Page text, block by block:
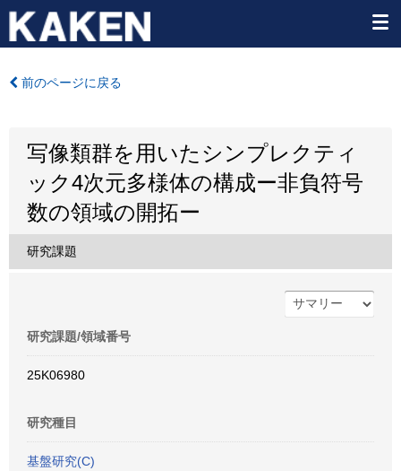
前のページに戻る
写像類群を用いたシンプレクティ
ック4次元多様体の構成ー非負符号
数の領域の開拓ー
研究課題
研究課題/領域番号
25K06980
研究種目
基盤研究(C)